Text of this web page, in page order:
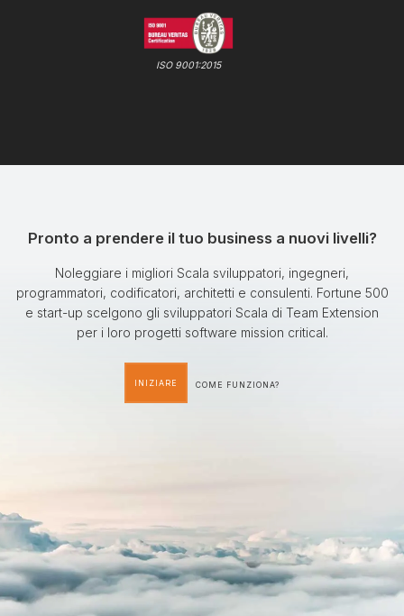
ISO 9001:2015
Pronto a prendere il tuo business a nuovi livelli?
Noleggiare i migliori Scala sviluppatori, ingegneri,
programmatori, codificatori, architetti e consulenti. Fortune 500
e start-up scelgono gli sviluppatori Scala di Team Extension
per i loro progetti software mission critical.
INIZIARE COME FUNZIONA?